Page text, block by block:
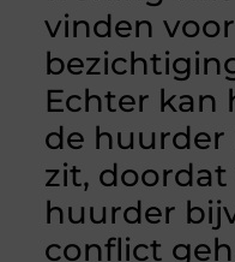
vinden
Echter kan
de huurder
zit,
huurder
conflict